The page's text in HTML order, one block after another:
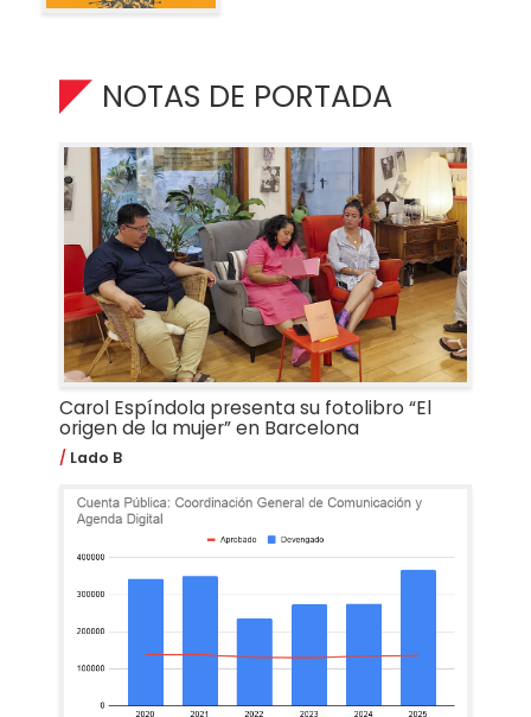
NOTAS DE PORTADA
Carol Espíndola presenta su fotolibro “El
origen de la mujer” en Barcelona
Lado B